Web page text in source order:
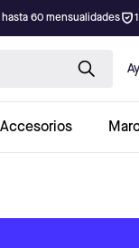
60 mensualidades
Accesorios